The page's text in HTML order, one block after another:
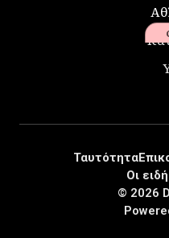
© 2026
Ταυτότητα
Οι